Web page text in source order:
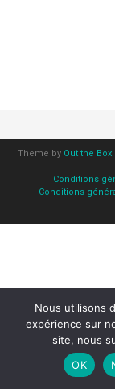
Theme by Out the Box
Conditions
Conditions
Nous utilisons
expérience sur
site, nous
OK